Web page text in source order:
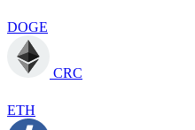
DOGE
CRC
ETH